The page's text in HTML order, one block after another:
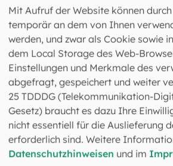
angeht, nicht bange“, erklärte
1982 bis 1992 Geschäftsführer des
1998 bis 2010 Vorsitzender des
Freising war. Gisela Häfele,
Landeskomitee-Vorsitzende von
hoffe, „dass die gegenseitige
bleibt, dass das Landeskomitee die
wahrnimmt und sie vertritt und
Bayerlein, Mitglied der
riet den Delegierten: „Unsere
und keine Zwangsanstalt. Sie hat
Mit Aufruf der Website können
temporär an dem von Ihnen
werden, und zwar als Cookie sowie
dem Local Storage des Web-
Einstellungen und Merkmale des
abgefragt, gespeichert und weiter
25 TDDDG (Telekommunikation-
Gesetz) braucht es dazu Ihre
nicht essentiell für die Auslieferung
erforderlich sind. Weitere
Datenschutzhinweisen und im